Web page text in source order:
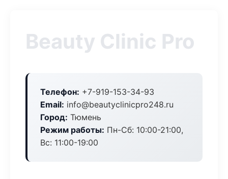
Beauty Clinic Pro
Телефон: +7-919-153-34-93
Email: info@beautyclinicpro248.ru
Город: Тюмень
Режим работы: Пн-Сб: 10:00-21:00,
Вс: 11:00-19:00